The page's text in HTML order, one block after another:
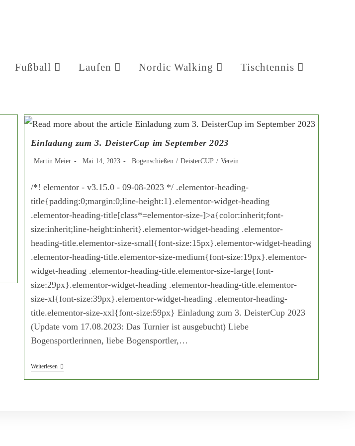
Fußball Laufen Nordic Walking Tischtennis
Einladung zum 3. DeisterCup im September 2023
Martin Meier Mai 14, 2023 Bogenschießen / DeisterCUP / Verein
/*! elementor - v3.15.0 - 09-08-2023 */ .elementor-heading-
title{padding:0;margin:0;line-height:1}.elementor-widget-heading
.elementor-heading-title[class*=elementor-size-]>a{color:inherit;font-
size:inherit;line-height:inherit}.elementor-widget-heading .elementor-
heading-title.elementor-size-small{font-size:15px}.elementor-widget-heading
.elementor-heading-title.elementor-size-medium{font-size:19px}.elementor-
widget-heading .elementor-heading-title.elementor-size-large{font-
size:29px}.elementor-widget-heading .elementor-heading-title.elementor-
size-xl{font-size:39px}.elementor-widget-heading .elementor-heading-
title.elementor-size-xxl{font-size:59px} Einladung zum 3. DeisterCup 2023
(Update vom 17.08.2023: Das Turnier ist ausgebucht) Liebe
Bogensportlerinnen, liebe Bogensportler,…
Weiterlesen